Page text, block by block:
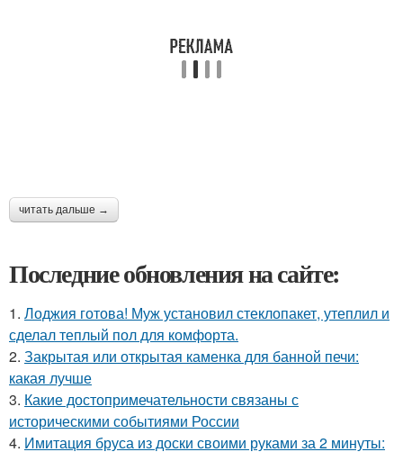
читать дальше →
Последние обновления на сайте:
1. Лоджия готова! Муж установил стеклопакет, утеплил и
сделал теплый пол для комфорта.
2. Закрытая или открытая каменка для банной печи:
какая лучше
3. Какие достопримечательности связаны с
историческими событиями России
4. Имитация бруса из доски своими руками за 2 минуты: